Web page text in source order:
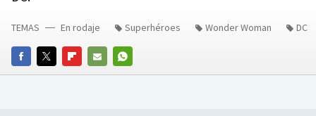
FACEBOOKTWITTERFLIPBOARD
E-
WHATSAPP
TEMAS En rodaje Superhéroes Wonder Woman DC